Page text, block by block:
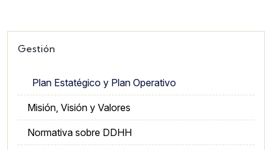
Gestión
Plan Estatégico y Plan Operativo
Misión, Visión y Valores
Normativa sobre DDHH